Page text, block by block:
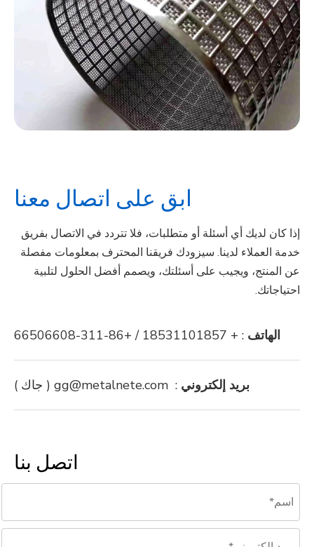
ابق على اتصال معنا
إذا كان لديك أي أسئلة أو متطلبات، فلا تتردد في الاتصال بفريق
خدمة العملاء لدينا. سيزودك فريقنا المحترف بمعلومات مفصلة
عن المنتج، ويجيب على أسئلتك، ويصمم أفضل الحلول لتلبية
احتياجاتك.
الهاتف : + 18531101857 / +86-311-66506608
بريد إلكتروني :
gg@metalnete.com ( جاك )
اتصل بنا